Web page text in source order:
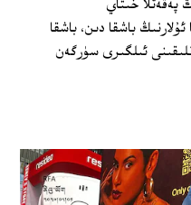
پەقەتلا خىتاي
باشقا دىن، باشقا
ئىلگىرى سۈرگەن